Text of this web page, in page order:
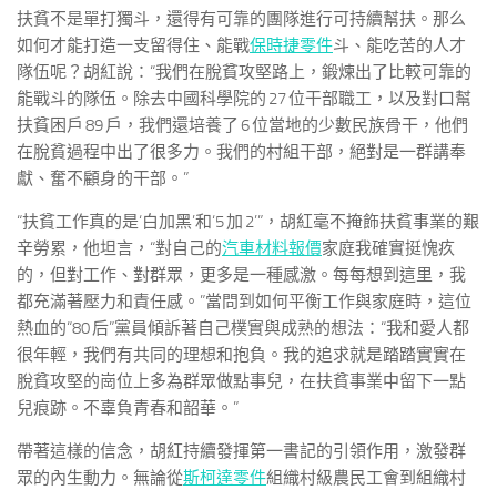
扶貧不是單打獨斗，還得有可靠的團隊進行可持續幫扶。那么
如何才能打造一支留得住、能戰保時捷零件斗、能吃苦的人才
隊伍呢？胡紅說：“我們在脫貧攻堅路上，鍛煉出了比較可靠的
能戰斗的隊伍。除去中國科學院的 27 位干部職工，以及對口幫
扶貧困戶 89 戶，我們還培養了 6 位當地的少數民族骨干，他們
在脫貧過程中出了很多力。我們的村組干部，絕對是一群講奉
獻、奮不顧身的干部。”
“扶貧工作真的是‘白加黑’和‘5 加 2’”，胡紅毫不掩飾扶貧事業的艱
辛勞累，他坦言，“對自己的汽車材料報價家庭我確實挺愧疚
的，但對工作、對群眾，更多是一種感激。每每想到這里，我
都充滿著壓力和責任感。”當問到如何平衡工作與家庭時，這位
熱血的“80 后”黨員傾訴著自己樸實與成熟的想法：“我和愛人都
很年輕，我們有共同的理想和抱負。我的追求就是踏踏實實在
脫貧攻堅的崗位上多為群眾做點事兒，在扶貧事業中留下一點
兒痕跡。不辜負青春和韶華。”
帶著這樣的信念，胡紅持續發揮第一書記的引領作用，激發群
眾的內生動力。無論從斯柯達零件組織村級農民工會到組織村